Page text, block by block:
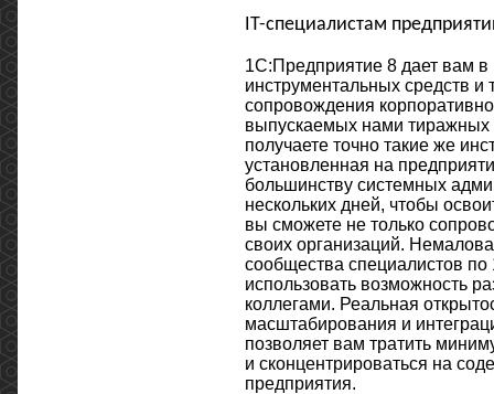
IT-специалистам
1С:Предприятие 8 дает вам
инструментальных средств
сопровождения
выпускаемых нами тиражных
получаете точно такие же
установленная на
большинству системных
нескольких дней, чтобы
вы сможете не только
своих организаций.
сообщества специалистов
использовать возможность
коллегами. Реальная
масштабирования и
позволяет вам тратить
и сконцентрироваться на
предприятия.